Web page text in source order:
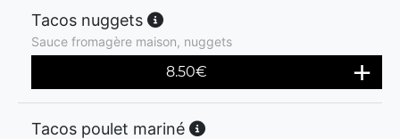
Tacos nuggets
Sauce fromagère maison, nuggets
8.50€
Tacos poulet mariné